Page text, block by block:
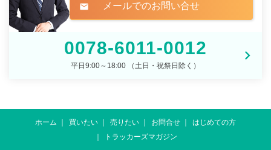
mail メールでのお問い合せ
0078-6011-0012
平日9:00～18:00 （土日・祝祭日除く）
ホーム 買いたい 売りたい お問合せ
はじめての方
トラッカーズマガジン